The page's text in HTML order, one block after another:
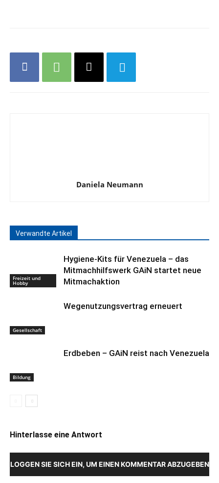
Daniela Neumann
Verwandte Artikel
Freizeit und
Hobby
Hygiene-Kits für Venezuela – das
Mitmachhilfswerk GAiN startet neue
Mitmachaktion
Gesellschaft
Wegenutzungsvertrag erneuert
Bildung
Erdbeben – GAiN reist nach Venezuela
Hinterlasse eine Antwort
LOGGEN SIE SICH EIN, UM EINEN KOMMENTAR ABZUGEBEN